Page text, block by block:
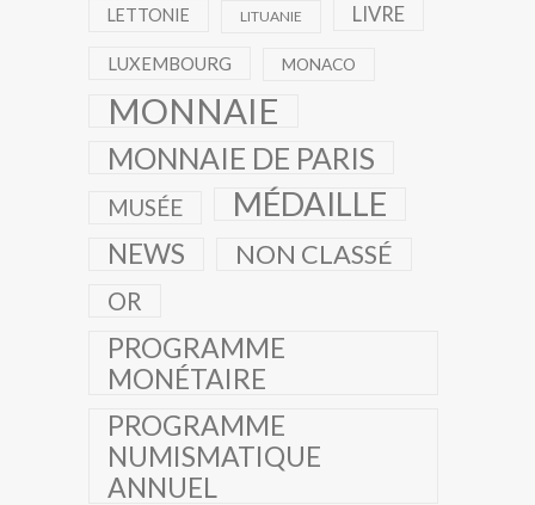
LETTONIE LITUANIE LIVRE
LUXEMBOURG MONACO
MONNAIE
MONNAIE DE PARIS
MUSÉE MÉDAILLE
NEWS NON CLASSÉ
OR
PROGRAMME
MONÉTAIRE
PROGRAMME
NUMISMATIQUE
ANNUEL